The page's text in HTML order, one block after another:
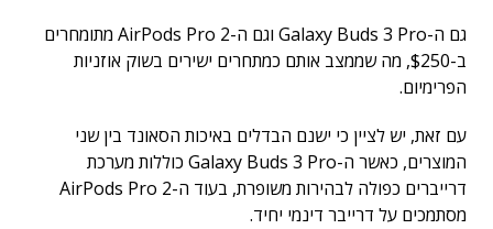
גם ה-Galaxy Buds 3 Pro וגם ה-AirPods Pro 2 מתומחרים
ב-$250, מה שממצב אותם כמתחרים ישירים בשוק אוזניות
הפרימיום.
עם זאת, יש לציין כי ישנם הבדלים באיכות הסאונד בין שני
המוצרים, כאשר ה-Galaxy Buds 3 Pro כוללות מערכת
דרייברים כפולה לבהירות משופרת, בעוד ה-AirPods Pro 2
מסתמכים על דרייבר דינמי יחיד.